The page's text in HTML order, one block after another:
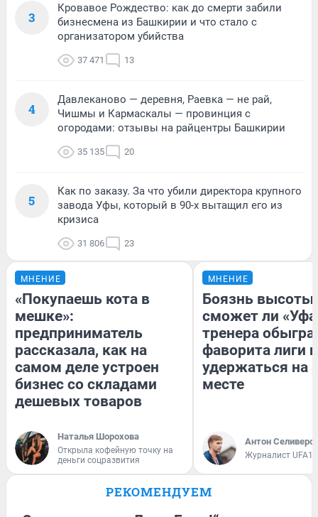
3
Кровавое Рождество: как до смерти забили
бизнесмена из Башкирии и что стало с
организатором убийства
37 471 13
4
Давлеканово — деревня, Раевка — не рай,
Чишмы и Кармаскалы — провинция с
огородами: отзывы на райцентры Башкирии
35 135 20
5
Как по заказу. За что убили директора крупного
завода Уфы, который в 90-х вытащил его из
кризиса
31 806 23
МНЕНИЕ
«Покупаешь кота в
мешке»:
предприниматель
рассказала, как на
самом деле устроен
бизнес со складами
дешевых товаров
Наталья Шорохова
Открыла кофейную точку на
деньги соцразвития
МНЕНИЕ
Боязнь высоты:
сможет ли
тренера
фаворита лиги и
удержаться на
месте
Антон
Журналист
РЕКОМЕНДУЕМ